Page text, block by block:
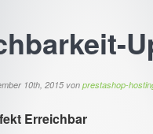
10th, 2015von prestashop-
Erreichbar